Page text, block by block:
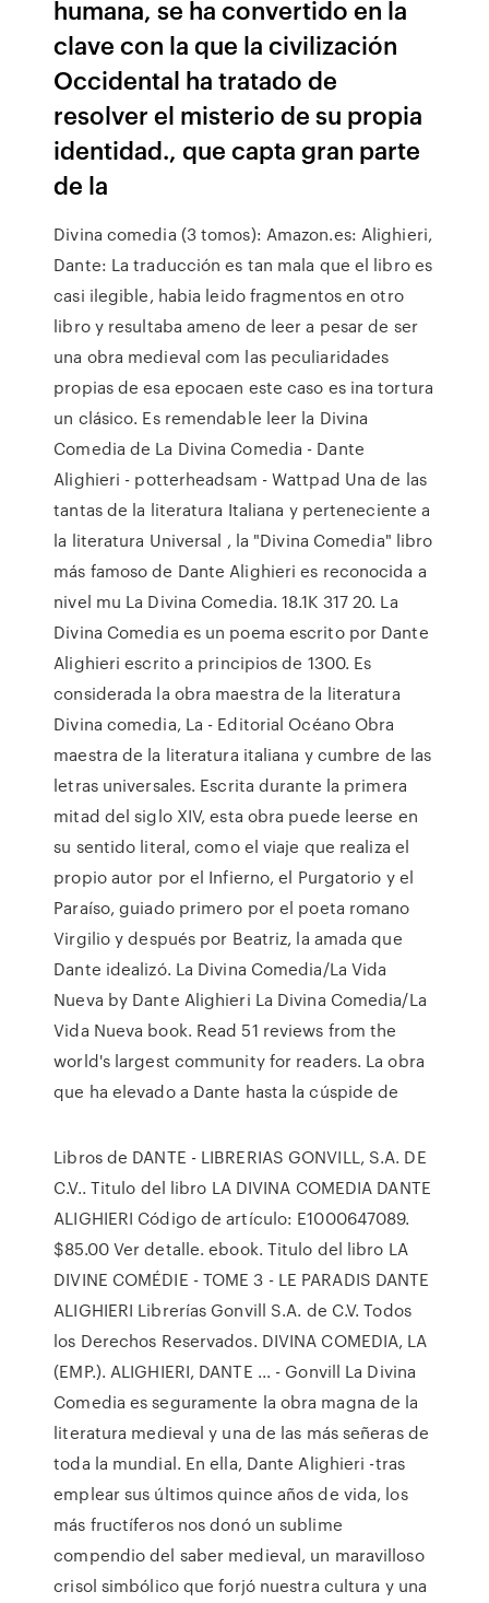
humana, se ha convertido en la
clave con la que la civilización
Occidental ha tratado de
resolver el misterio de su propia
identidad., que capta gran parte
de la
Divina comedia (3 tomos): Amazon.es: Alighieri,
Dante: La traducción es tan mala que el libro es
casi ilegible, habia leido fragmentos en otro
libro y resultaba ameno de leer a pesar de ser
una obra medieval com las peculiaridades
propias de esa epocaen este caso es ina tortura
un clásico. Es remendable leer la Divina
Comedia de La Divina Comedia - Dante
Alighieri - potterheadsam - Wattpad Una de las
tantas de la literatura Italiana y perteneciente a
la literatura Universal , la "Divina Comedia" libro
más famoso de Dante Alighieri es reconocida a
nivel mu La Divina Comedia. 18.1K 317 20. La
Divina Comedia es un poema escrito por Dante
Alighieri escrito a principios de 1300. Es
considerada la obra maestra de la literatura
Divina comedia, La - Editorial Océano Obra
maestra de la literatura italiana y cumbre de las
letras universales. Escrita durante la primera
mitad del siglo XIV, esta obra puede leerse en
su sentido literal, como el viaje que realiza el
propio autor por el Infierno, el Purgatorio y el
Paraíso, guiado primero por el poeta romano
Virgilio y después por Beatriz, la amada que
Dante idealizó. La Divina Comedia/La Vida
Nueva by Dante Alighieri La Divina Comedia/La
Vida Nueva book. Read 51 reviews from the
world's largest community for readers. La obra
que ha elevado a Dante hasta la cúspide de
Libros de DANTE - LIBRERIAS GONVILL, S.A. DE
C.V.. Titulo del libro LA DIVINA COMEDIA DANTE
ALIGHIERI Código de artículo: E1000647089.
$85.00 Ver detalle. ebook. Titulo del libro LA
DIVINE COMÉDIE - TOME 3 - LE PARADIS DANTE
ALIGHIERI Librerías Gonvill S.A. de C.V. Todos
los Derechos Reservados. DIVINA COMEDIA, LA
(EMP.). ALIGHIERI, DANTE ... - Gonvill La Divina
Comedia es seguramente la obra magna de la
literatura medieval y una de las más señeras de
toda la mundial. En ella, Dante Alighieri -tras
emplear sus últimos quince años de vida, los
más fructíferos nos donó un sublime
compendio del saber medieval, un maravilloso
crisol simbólico que forjó nuestra cultura y una